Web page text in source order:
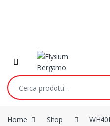
Skip to navigation
Skip to content
Cerca:
Home Shop